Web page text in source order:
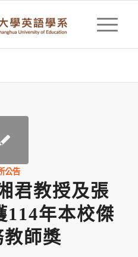
公告
君教授及張
114年本校傑
教師獎